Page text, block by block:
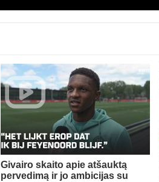
Givairo skaito apie atšauktą
pervedimą ir jo ambicijas su